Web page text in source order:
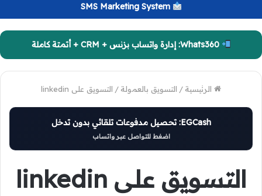
SMS Marketing System
Whats360: إدارة واتساب بزنس + CRM + أتمتة كاملة
الرئيسية / التسويق بالعمولة / التسويق على linkedin
EGCash: تحصيل مدفوعات تلقائي بدون تدخل
اضغط للتواصل عبر واتساب
التسويق على linkedin